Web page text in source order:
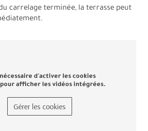
carrelage terminée, la terrasse peut
d'activer les cookies
pour afficher les vidéos intégrées.
Gérer les cookies